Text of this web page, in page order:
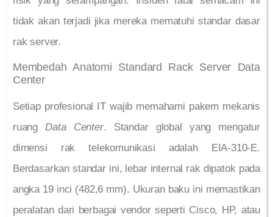
tidak akan terjadi jika mereka mematuhi standar dasar
rak server.
Membedah Anatomi Standard Rack Server Data
Center
Setiap profesional IT wajib memahami pakem mekanis
ruangData Center. Standar global yang mengatur
dimensi rak telekomunikasi adalah EIA-310-E.
Berdasarkan standar ini, lebar internal rak dipatok pada
angka 19 inci (482,6 mm). Ukuran baku ini memastikan
peralatan dari berbagai vendor seperti Cisco, HP, atau